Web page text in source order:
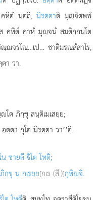
หิตํ นตฺถิ;นิรตฺตาติ มุฺจิตพฺพํ
คหิตํ คาหํ มุฺจนํ สมติกฺกนฺโต
ณจรโณ…เป… ชาติมรณสํสาโร,
า วา.
โต ภิกฺขุ สนฺติเมเสยฺย;
ตา กุโต นิรตฺตา วา’’ติ.
ชายตี ิโต โหติ;
กฺขุ น กเรยฺย[กเร (สี.)]กุหิฺจิ.